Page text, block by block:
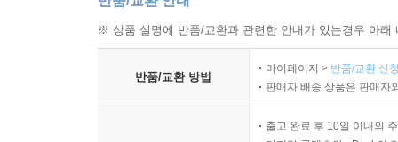
※ 상품 설명에 반품/교환과 관련한 안내가 있는경우 아
반품/교환 방법
마이페이지 > 반품/교환 신
판매자 배송 상품은 판매자
출고 완료 후 10일 이내의